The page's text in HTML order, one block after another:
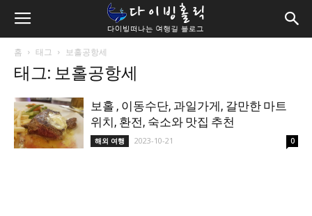
홈 태그 보홀공항세
태그: 보홀공항세
보홀 , 이동수단, 과일가게, 갈만한 마트
위치, 환전, 숙소와 맛집 추천
해외 여행 2023-10-21 0